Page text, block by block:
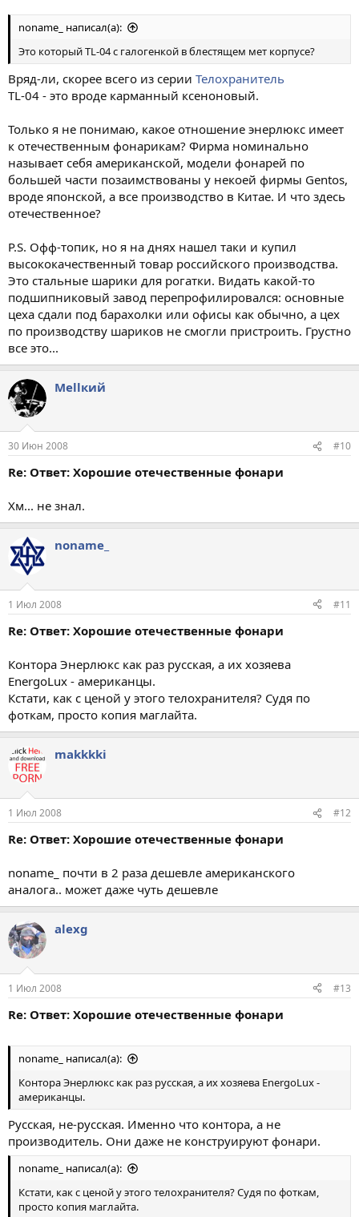
noname_ написал(а):
Это который TL-04 с галогенкой в блестящем мет корпусе?
Вряд-ли, скорее всего из серии Телохранитель
TL-04 - это вроде карманный ксеноновый.
Только я не понимаю, какое отношение энерлюкс имеет
к отечественным фонарикам? Фирма номинально
называет себя американской, модели фонарей по
большей части позаимствованы у некоей фирмы Gentos,
вроде японской, а все производство в Китае. И что здесь
отечественное?
P.S. Офф-топик, но я на днях нашел таки и купил
высококачественный товар российского производства.
Это стальные шарики для рогатки. Видать какой-то
подшипниковый завод перепрофилировался: основные
цеха сдали под барахолки или офисы как обычно, а цех
по производству шариков не смогли пристроить. Грустно
все это...
Меllкий
30 Июн 2008 #10
Re: Ответ: Хорошие отечественные фонари
Хм... не знал.
noname_
1 Июл 2008 #11
Re: Ответ: Хорошие отечественные фонари
Контора Энерлюкс как раз русская, а их хозяева
EnergoLux - американцы.
Кстати, как с ценой у этого телохранителя? Судя по
фоткам, просто копия маглайта.
makkkki
1 Июл 2008 #12
Re: Ответ: Хорошие отечественные фонари
noname_ почти в 2 раза дешевле американского
аналога.. может даже чуть дешевле
alexg
1 Июл 2008 #13
Re: Ответ: Хорошие отечественные фонари
noname_ написал(а):
Контора Энерлюкс как раз русская, а их хозяева EnergoLux -
американцы.
Русская, не-русская. Именно что контора, а не
производитель. Они даже не конструируют фонари.
noname_ написал(а):
Кстати, как с ценой у этого телохранителя? Судя по фоткам,
просто копия маглайта.